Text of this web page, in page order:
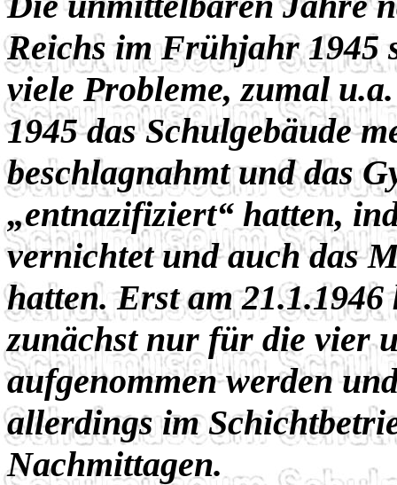
Reichs im Frühjahr 1945
viele Probleme, zumal
1945 das Schulgebäude
beschlagnahmt und das
„entnazifiziert“ hatten,
vernichtet und auch das
hatten. Erst am
zunächst nur für die vier
aufgenommen werden
allerdings im
Nachmittagen.